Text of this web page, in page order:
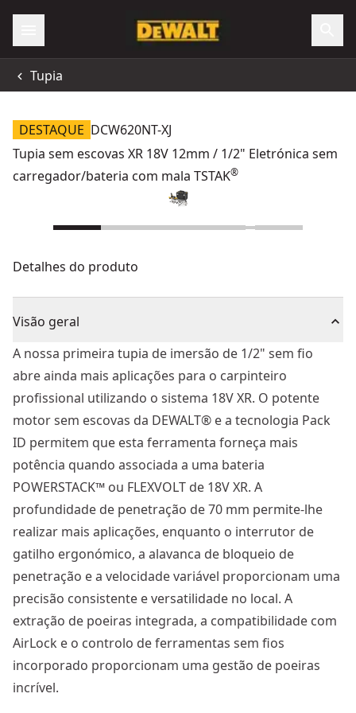
Tupia
DESTAQUE DCW620NT-XJ
Tupia sem escovas XR 18V 12mm / 1/2" Eletrónica sem
carregador/bateria com mala TSTAK®
Detalhes do produto
Visão geral
A nossa primeira tupia de imersão de 1/2" sem fio
abre ainda mais aplicações para o carpinteiro
profissional utilizando o sistema 18V XR. O potente
motor sem escovas da DEWALT® e a tecnologia Pack
ID permitem que esta ferramenta forneça mais
potência quando associada a uma bateria
POWERSTACK™ ou FLEXVOLT de 18V XR. A
profundidade de penetração de 70 mm permite-lhe
realizar mais aplicações, enquanto o interrutor de
gatilho ergonómico, a alavanca de bloqueio de
penetração e a velocidade variável proporcionam uma
precisão consistente e versatilidade no local. A
extração de poeiras integrada, a compatibilidade com
AirLock e o controlo de ferramentas sem fios
incorporado proporcionam uma gestão de poeiras
incrível.